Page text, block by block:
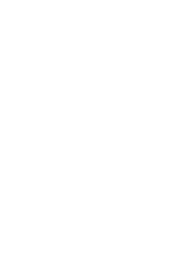
misura